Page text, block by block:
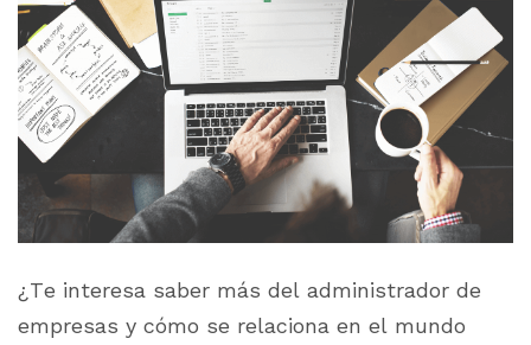
¿Te interesa saber más del administrador de
empresas y cómo se relaciona en el mundo